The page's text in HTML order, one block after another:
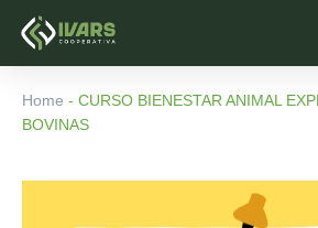
Home - CURSO BIENESTAR ANIMAL
BOVINAS